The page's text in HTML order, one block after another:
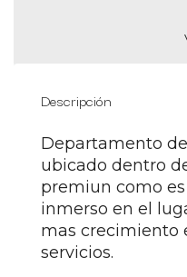
Descripción
Departamento
ubicado dentro
premiun como
inmerso en el
mas crecimiento
servicios.